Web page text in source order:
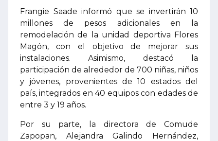
Frangie Saade informó que se invertirán 10
millones de pesos adicionales en la
remodelación de la unidad deportiva Flores
Magón, con el objetivo de mejorar sus
instalaciones. Asimismo, destacó la
participación de alrededor de 700 niñas, niños
y jóvenes, provenientes de 10 estados del
país, integrados en 40 equipos con edades de
entre 3 y 19 años.
Por su parte, la directora de Comude
Zapopan, Alejandra Galindo Hernández,